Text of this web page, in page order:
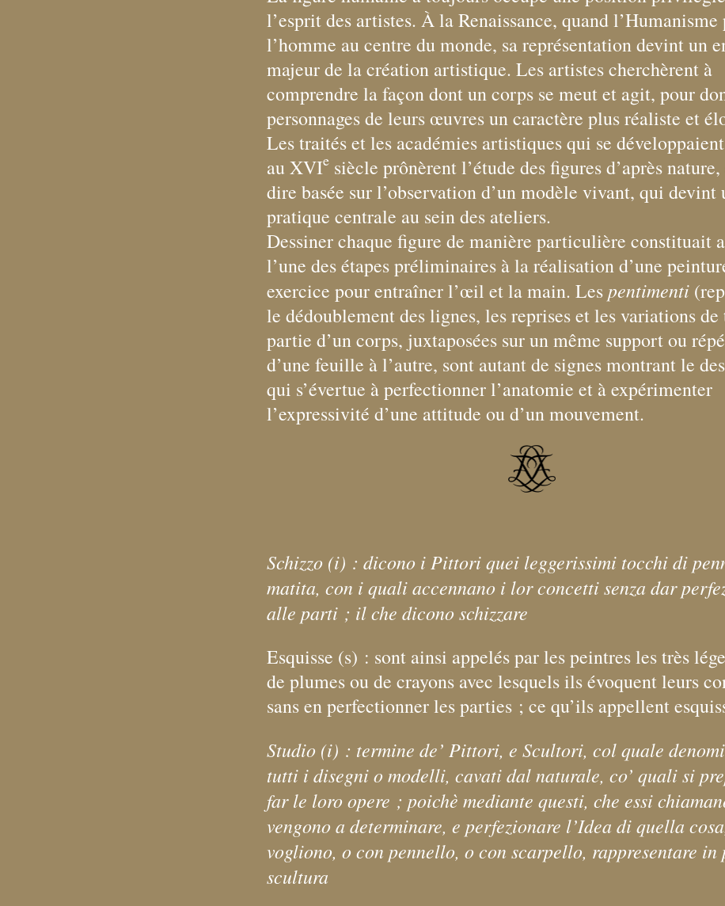
l’esprit des artistes. À la Renaissance, quand l’Humanisme
l’homme au centre du monde, sa représentation devint un
majeur de la création artistique. Les artistes cherchèrent à
comprendre la façon dont un corps se meut et agit, pour
personnages de leurs œuvres un caractère plus réaliste et
Les traités et les académies artistiques qui se
au XVIe siècle prônèrent l’étude des figures d’après nature,
dire basée sur l’observation d’un modèle vivant, qui devint
pratique centrale au sein des ateliers.
Dessiner chaque figure de manière particulière constituait
l’une des étapes préliminaires à la réalisation d’une
exercice pour entraîner l’œil et la main. Les pentimenti
le dédoublement des lignes, les reprises et les variations
partie d’un corps, juxtaposées sur un même support ou
d’une feuille à l’autre, sont autant de signes montrant le
qui s’évertue à perfectionner l’anatomie et à expérimenter
l’expressivité d’une attitude ou d’un mouvement.
Schizzo (i) : dicono i Pittori quei leggerissimi tocchi di
matita, con i quali accennano i lor concetti senza dar
alle parti ; il che dicono schizzare
Esquisse (s) : sont ainsi appelés par les peintres les très
de plumes ou de crayons avec lesquels ils évoquent leurs
sans en perfectionner les parties ; ce qu’ils appellent
Studio (i) : termine de’ Pittori, e Scultori, col quale
tutti i disegni o modelli, cavati dal naturale, co’ quali si
far le loro opere ; poichè mediante questi, che essi
vengono a determinare, e perfezionare l’Idea di quella
vogliono, o con pennello, o con scarpello, rappresentare in
scultura